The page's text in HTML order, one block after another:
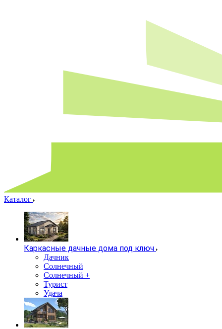
Каталог
Каркасные дачные дома под ключ
Дачник
Солнечный
Солнечный +
Турист
Удача